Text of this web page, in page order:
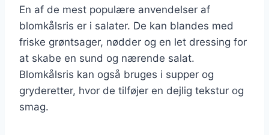
En af de mest populære anvendelser af
blomkålsris er i salater. De kan blandes med
friske grøntsager, nødder og en let dressing for
at skabe en sund og nærende salat.
Blomkålsris kan også bruges i supper og
gryderetter, hvor de tilføjer en dejlig tekstur og
smag.